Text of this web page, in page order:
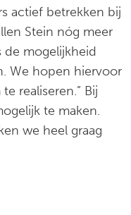
actief betrekken bij
Stein nóg meer
mogelijkheid
We hopen hiervoor
realiseren.” Bij
te maken.
we heel graag